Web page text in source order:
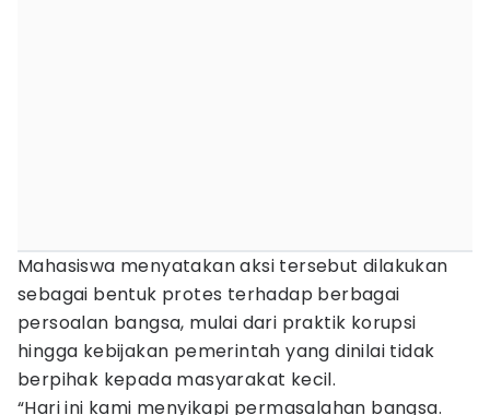
Mahasiswa menyatakan aksi tersebut dilakukan
sebagai bentuk protes terhadap berbagai
persoalan bangsa, mulai dari praktik korupsi
hingga kebijakan pemerintah yang dinilai tidak
berpihak kepada masyarakat kecil.
“Hari ini kami menyikapi permasalahan bangsa.